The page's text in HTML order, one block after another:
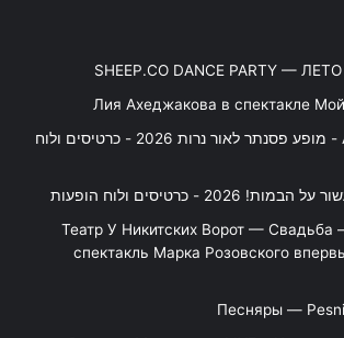
SHEEP.CO DANCE PARTY —
Лия Ахеджакова в спектакле
משופן ועד AC/DC - מופע פסנתר לאור נרות 2026 - כרטיסים ולוח
- כרטיסים ולוח הופעות
"Театр У Никитских Ворот — Свадьба
спектакль Марка Розовского